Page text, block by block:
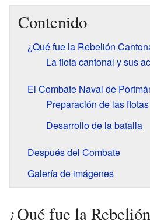
Contenido
¿Qué fue la Rebelión
La flota cantonal y sus
El Combate Naval de
Preparación de las flotas
Desarrollo de la batalla
Después del Combate
Galería de imágenes
¿Qué fue la